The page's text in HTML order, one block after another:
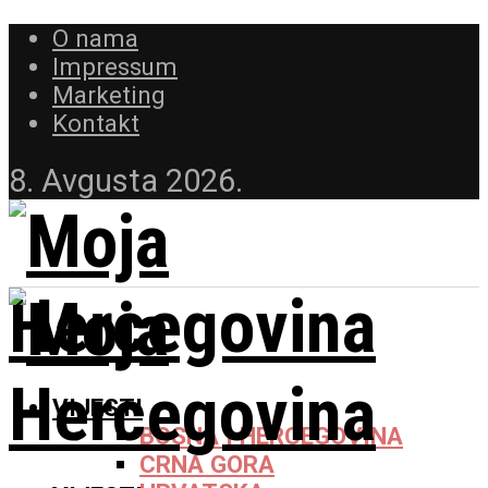
O nama
Impressum
Marketing
Kontakt
8. Avgusta 2026.
VIJESTI
BOSNA I HERCEGOVINA
CRNA GORA